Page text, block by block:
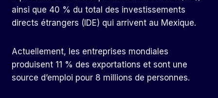
ainsi que 40 % du total des investissements
directs étrangers (IDE) qui arrivent au Mexique.
Actuellement, les entreprises mondiales
produisent 11 % des exportations et sont une
source d’emploi pour 8 millions de personnes.